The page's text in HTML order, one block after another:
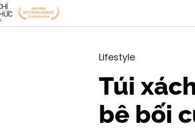
Lifestyle
Túi
bê bối